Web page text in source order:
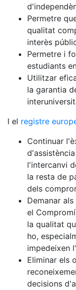
Permetre
qualitat
interès
Permetre i
estudiants
Utilitzar
la garantia
I el registre
Continuar
l'intercanvi
la resta de
dels
Demanar
el
la qualitat
ho,
impedeixen
Eliminar els
decisions